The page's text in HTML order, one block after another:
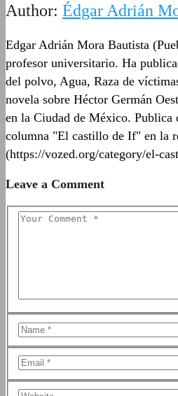
Author: Édgar Adrián
Edgar Adrián Mora Bautista
profesor universitario. Ha
del polvo, Agua, Raza de
novela sobre Héctor Germán
en la Ciudad de México. Publica
columna "El castillo de If" en la
(https://vozed.org/category/el-
Leave a Comment